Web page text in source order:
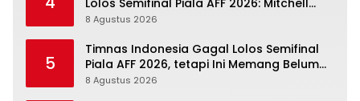
Lolos Semifinal Piala AFF 2026: Mitchell
Baker Menjanjikan, Pemain Senior Terpukul
8 Agustus 2026
5
Timnas Indonesia Gagal Lolos Semifinal
Piala AFF 2026, tetapi Ini Memang Belum
Garis Akhir
8 Agustus 2026